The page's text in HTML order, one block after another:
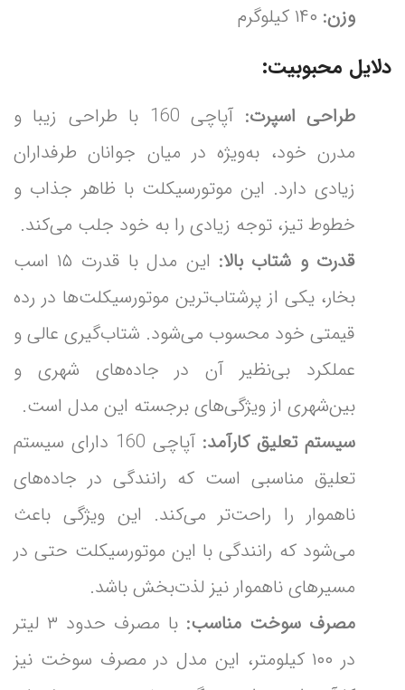
وزن:
دلایل محبوبیت:
طراحی اسپرت:
آپاچی 160 با طراحی زیبا و
مدرن خود، به‌ویژه در میان جوانان طرفداران
زیادی دارد. این موتورسیکلت با ظاهر جذاب و
خطوط تیز، توجه زیادی را به خود جلب می‌کند.
قدرت و شتاب بالا:
این مدل با قدرت ۱۵ اسب
بخار، یکی از پرشتاب‌ترین موتورسیکلت‌ها در رده
قیمتی خود محسوب می‌شود. شتاب‌گیری عالی و
عملکرد بی‌نظیر آن در جاده‌های شهری و
بین‌شهری از ویژگی‌های برجسته این مدل است.
سیستم تعلیق کارآمد:
آپاچی 160 دارای سیستم
تعلیق مناسبی است که رانندگی در جاده‌های
ناهموار را راحت‌تر می‌کند. این ویژگی باعث
می‌شود که رانندگی با این موتورسیکلت حتی در
مسیرهای ناهموار نیز لذت‌بخش باشد.
مصرف سوخت مناسب:
با مصرف حدود ۳ لیتر
در ۱۰۰ کیلومتر، این مدل در مصرف سوخت نیز